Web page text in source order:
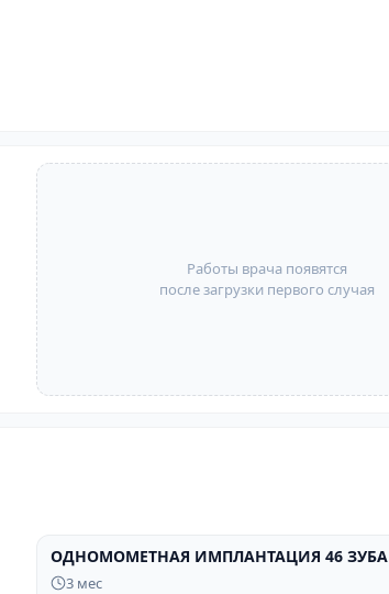
Работы врача появятся
после загрузки первого случая
ДО
ОДНОМОМЕТНАЯ ИМПЛАНТАЦИЯ 46 ЗУБА
3 мес